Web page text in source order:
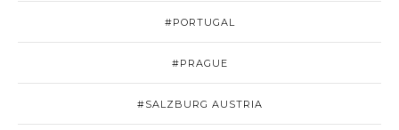
#PORTUGAL
#PRAGUE
#SALZBURG AUSTRIA